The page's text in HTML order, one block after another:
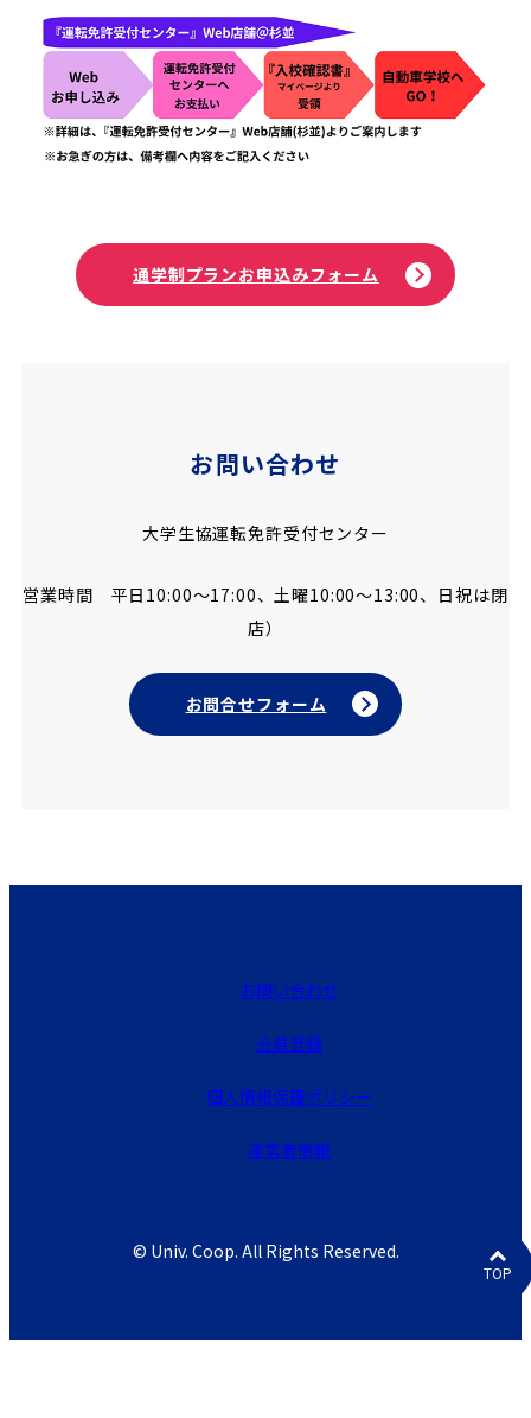
通学制プランお申込みフォーム
お問い合わせ
大学生協運転免許受付センター
営業時間 平日10:00～17:00、土曜10:00～13:00、日祝は閉
店）
お問合せフォーム
TOP
お問い合わせ
会員登録
個人情報保護ポリシー
運営者情報
© Univ. Coop. All Rights Reserved.